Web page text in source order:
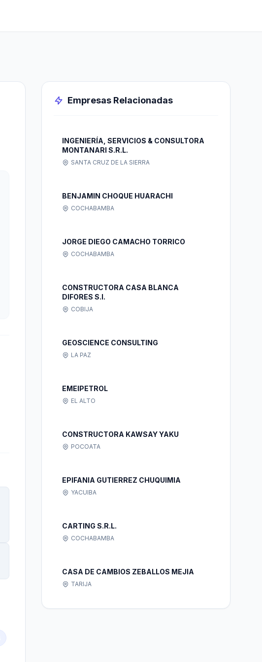
Empresas Relacionadas
INGENIERÍA, SERVICIOS & CONSULTORA
MONTANARI S.R.L.
SANTA CRUZ DE LA SIERRA
BENJAMIN CHOQUE HUARACHI
COCHABAMBA
JORGE DIEGO CAMACHO TORRICO
COCHABAMBA
CONSTRUCTORA CASA BLANCA
DIFORES S.I.
COBIJA
GEOSCIENCE CONSULTING
LA PAZ
EMEIPETROL
EL ALTO
CONSTRUCTORA KAWSAY YAKU
POCOATA
EPIFANIA GUTIERREZ CHUQUIMIA
YACUIBA
CARTING S.R.L.
COCHABAMBA
CASA DE CAMBIOS ZEBALLOS MEJIA
TARIJA